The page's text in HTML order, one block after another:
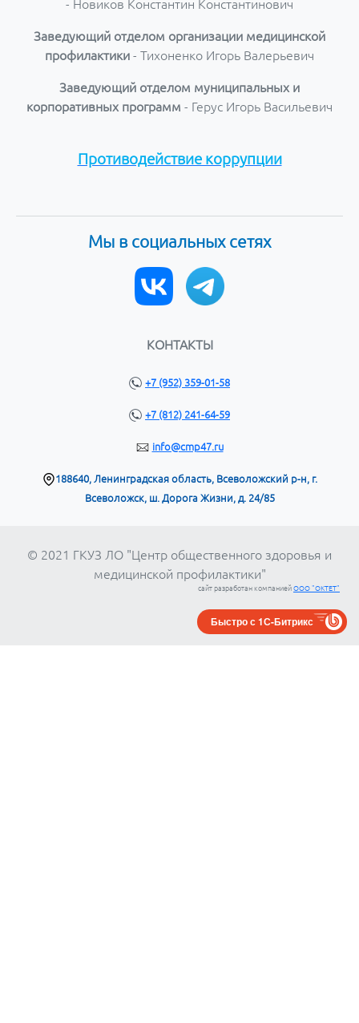
- Новиков Константин Константинович
Заведующий отделом организации медицинской
профилактики - Тихоненко Игорь Валерьевич
Заведующий отделом муниципальных и
корпоративных программ - Герус Игорь Васильевич
Противодействие коррупции
Мы в социальных сетях
КОНТАКТЫ
+7 (952) 359-01-58
+7 (812) 241-64-59
info@cmp47.ru
188640, Ленинградская область, Всеволожский р-н, г.
Всеволожск, ш. Дорога Жизни, д. 24/85
© 2021 ГКУЗ ЛО "Центр общественного здоровья и
медицинской профилактики"
сайт разработан компанией ООО "ОКТЕТ"
Быстро с 1С-Битрикс